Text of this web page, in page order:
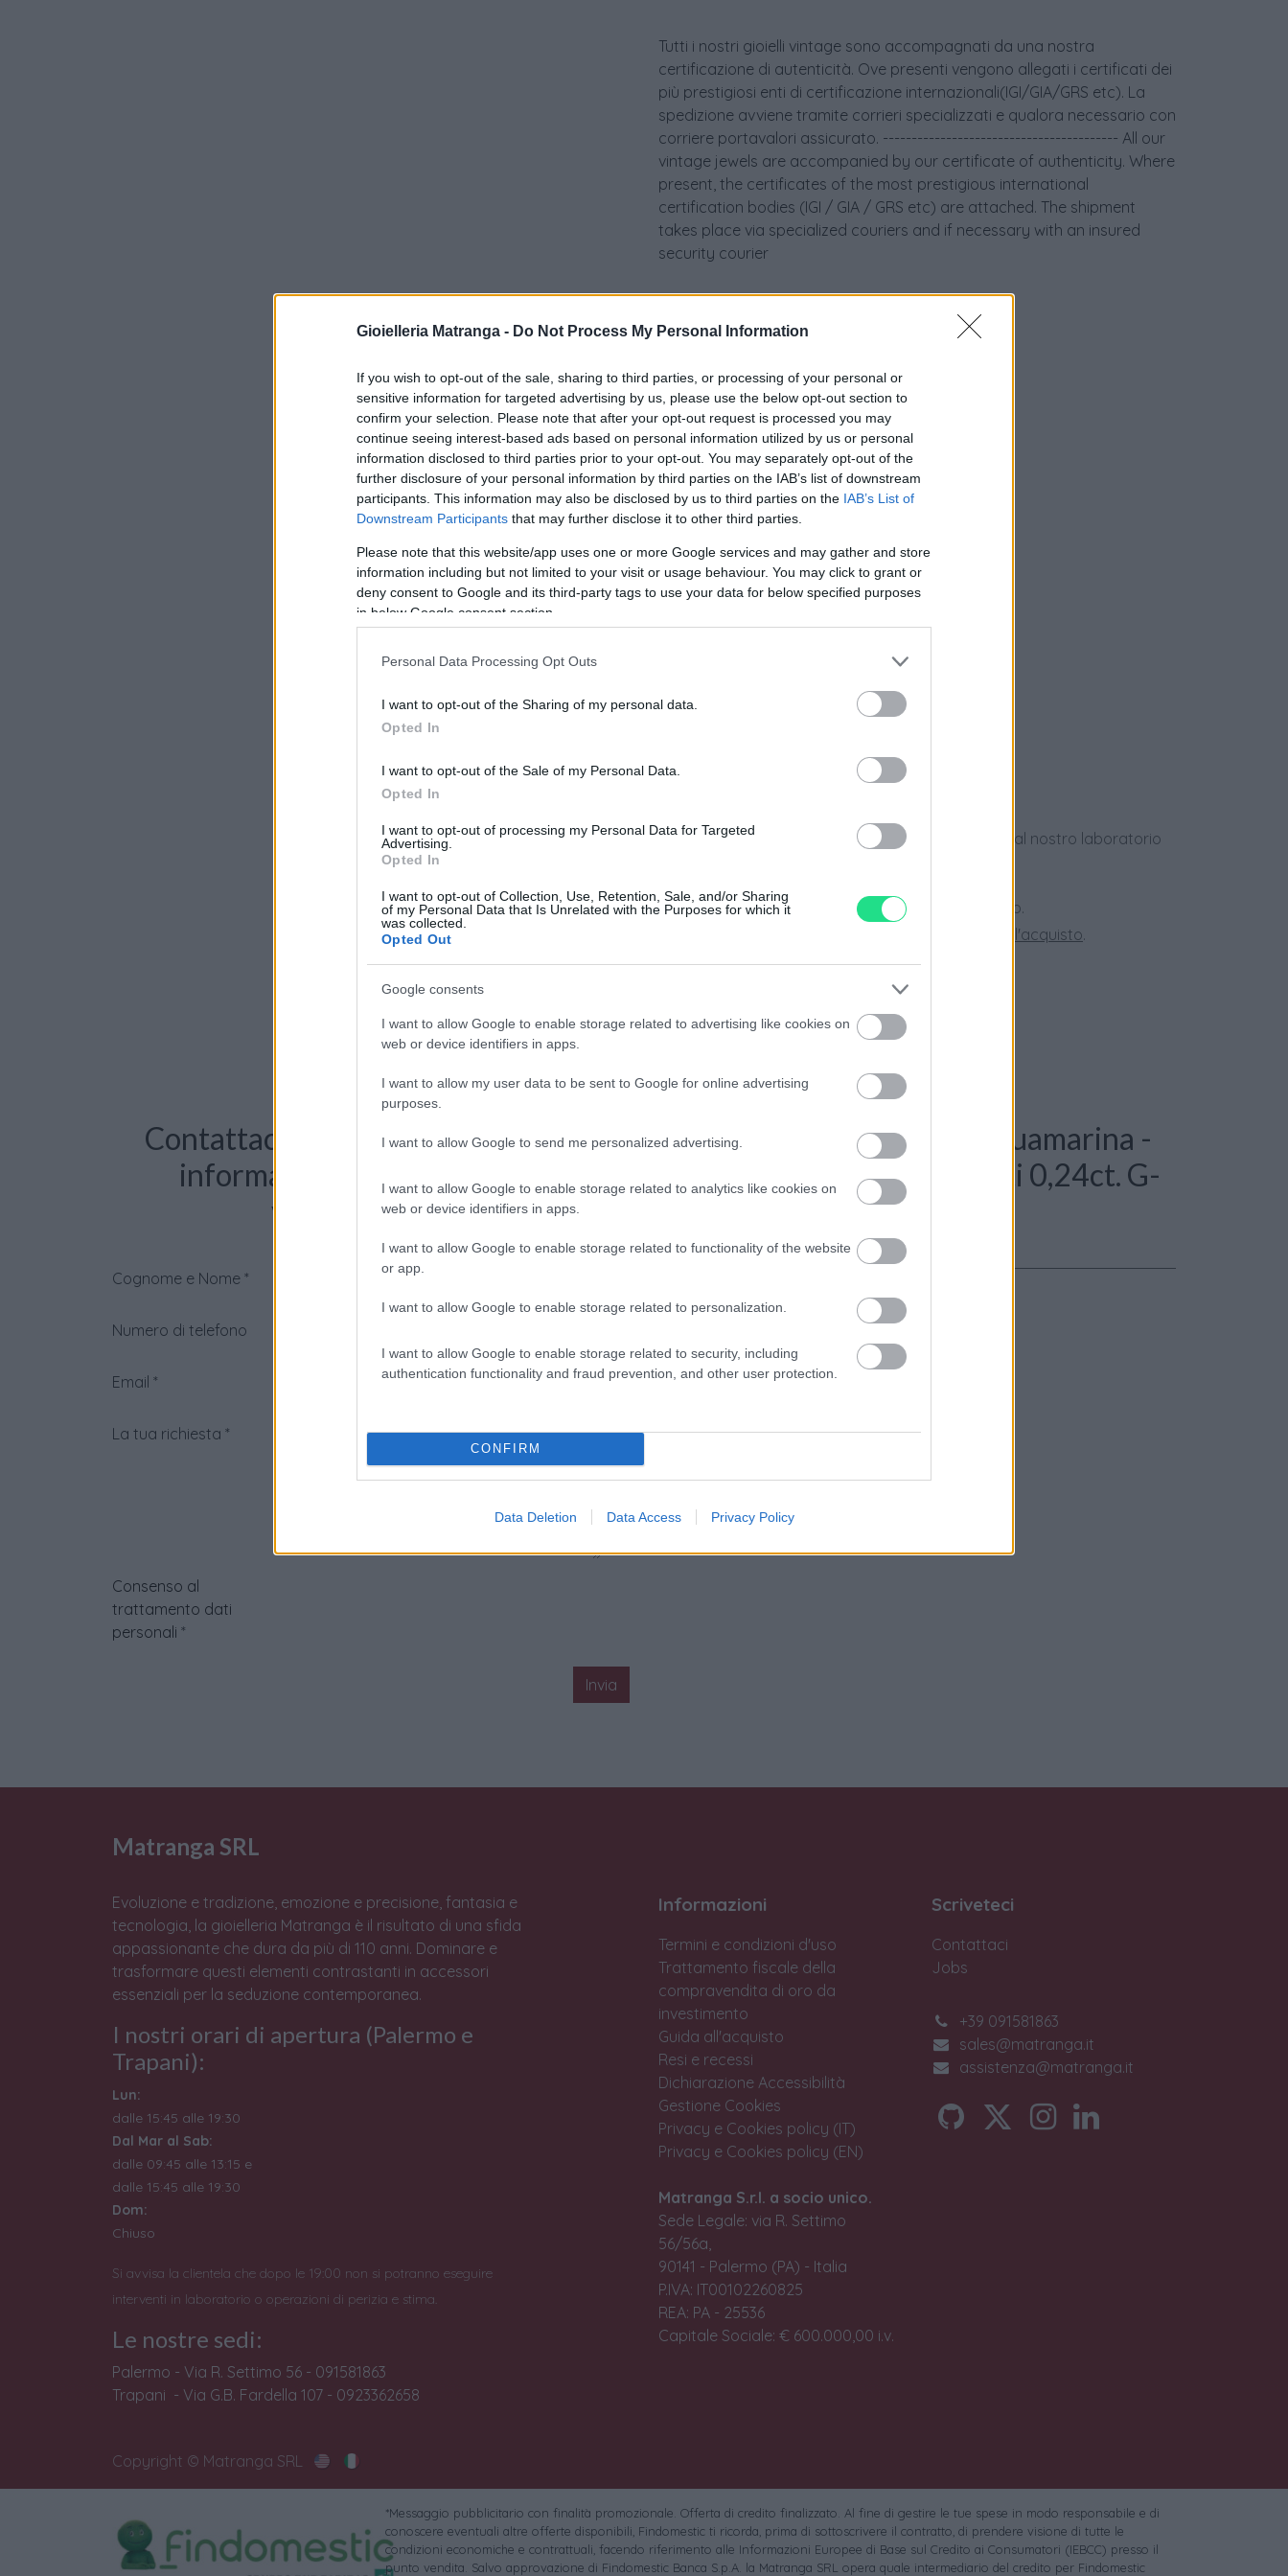
Gioielleria Matranga - Do Not Process My Personal Information
If you wish to opt-out of the sale, sharing to third parties, or processing of your personal or
sensitive information for targeted advertising by us, please use the below opt-out section to
confirm your selection. Please note that after your opt-out request is processed you may
continue seeing interest-based ads based on personal information utilized by us or personal
information disclosed to third parties prior to your opt-out. You may separately opt-out of the
further disclosure of your personal information by third parties on the IAB’s list of downstream
participants. This information may also be disclosed by us to third parties on the IAB’s List of
Downstream Participants that may further disclose it to other third parties.
Please note that this website/app uses one or more Google services and may gather and store
information including but not limited to your visit or usage behaviour. You may click to grant or
deny consent to Google and its third-party tags to use your data for below specified purposes
in below Google consent section.
Personal Data Processing Opt Outs
I want to opt-out of the Sharing of my personal data.
Opted In
I want to opt-out of the Sale of my Personal Data.
Opted In
I want to opt-out of processing my Personal Data for Targeted
Advertising.
Opted In
I want to opt-out of Collection, Use, Retention, Sale, and/or Sharing
of my Personal Data that Is Unrelated with the Purposes for which it
was collected.
Opted Out
Google consents
I want to allow Google to enable storage related to advertising like cookies on
web or device identifiers in apps.
I want to allow my user data to be sent to Google for online advertising
purposes.
I want to allow Google to send me personalized advertising.
I want to allow Google to enable storage related to analytics like cookies on
web or device identifiers in apps.
I want to allow Google to enable storage related to functionality of the website
or app.
I want to allow Google to enable storage related to personalization.
I want to allow Google to enable storage related to security, including
authentication functionality and fraud prevention, and other user protection.
CONFIRM
Data Deletion Data Access Privacy Policy
Tutti i nostri gioielli vintage sono accompagnati da una nostra
certificazione di autenticità. Ove presenti vengono allegati i certificati dei
più prestigiosi enti di certificazione internazionali(IGI/GIA/GRS etc). La
spedizione avviene tramite corrieri specializzati e qualora necessario con
corriere portavalori assicurato. ----------------------------------------- All our
vintage jewels are accompanied by our certificate of authenticity. Where
present, the certificates of the most prestigious international
certification bodies (IGI / GIA / GRS etc) are attached. The shipment
takes place via specialized couriers and if necessary with an insured
security courier
Visualizza proposte di finanziamento
Politiche dei prezzi online
Caratteristiche Prodotto
iRef:93
Powered by
Garanzia di due anni
sui prodotti usati, verificati dal nostro laboratorio
Spedizione gratuita
per ordini superiori a 150 euro.
Guida all'acquisto.
Contattaci per richiedere maggiori
informazioni o prenotare una
videochiamata:
Cognome e Nome *
Numero di telefono
Email *
La tua richiesta *
Consenso al
trattamento dati
personali *
Invia
Caratteristiche: Anello acquamarina -
Acquamarina 15ct. Brillanti 0,24ct. G-
Pietre:Altre
Matranga SRL
Evoluzione e tradizione, emozione e precisione, fantasia e
tecnologia, la gioielleria Matranga è il risultato di una sfida
appassionante che dura da più di 110 anni. Dominare e
trasformare questi elementi contrastanti in accessori
essenziali per la seduzione contemporanea.
I nostri orari di apertura (Palermo e
Trapani):
Lun:
dalle 15:45 alle 19:30
Dal Mar al Sab:
dalle 09:45 alle 13:15 e
dalle 15:45 alle 19:30
Dom:
Chiuso
Si avvisa la clientela che dopo le 19:00 non si potranno eseguire
interventi in laboratorio o operazioni di perizia e stima.
Le nostre sedi:
Palermo - Via R. Settimo 56 - 091581863
Trapani - Via G.B. Fardella 107 - 0923362658
Informazioni
Termini e condizioni d'uso
Trattamento fiscale della
compravendita di oro da
investimento
Guida all'acquisto
Resi e recessi
Dichiarazione Accessibilità
Gestione Cookies
Privacy e Cookies policy (IT)
Privacy e Cookies policy (EN)
Matranga S.r.l. a socio unico.
Sede Legale: via R. Settimo
56/56a,
90141 - Palermo (PA) - Italia
P.IVA: IT00102260825
REA: PA - 25536
Capitale Sociale: € 600.000,00 i.v.
Scriveteci
Contattaci
Jobs
+39 091581863
sales@matranga.it
assistenza@matranga.it
Copyright © Matranga SRL
*Messaggio pubblicitario con finalità promozionale. Offerta di credito finalizzato. Al fine di gestire le tue spese in modo responsabile e di
conoscere eventuali altre offerte disponibili, Findomestic ti ricorda, prima di sottoscrivere il contratto, di prendere visione di tutte le
condizioni economiche e contrattuali, facendo riferimento alle Informazioni Europee di Base sul Credito ai Consumatori (IEBCC) presso il
punto vendita. Salvo approvazione di Findomestic Banca S.p.A. la Matranga SRL opera quale intermediario del credito per Findomestic